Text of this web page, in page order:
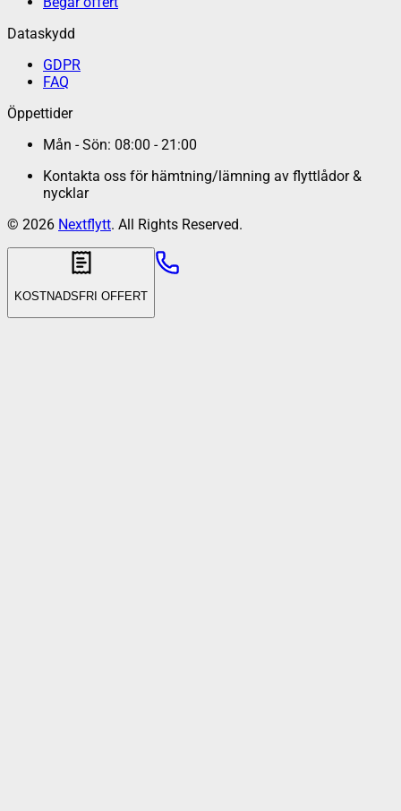
Dataskydd
GDPR
FAQ
Öppettider
Mån - Sön: 08:00 - 21:00
Kontakta oss för hämtning/lämning av flyttlådor &
nycklar
© 2026 Nextflytt. All Rights Reserved.
KOSTNADSFRI OFFERT